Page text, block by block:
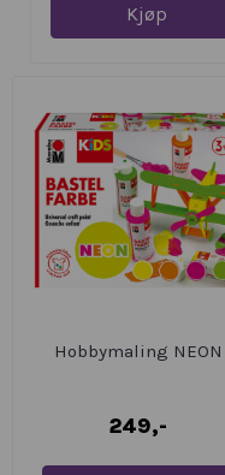
Kjøp
Hobbymaling NEON
249,-